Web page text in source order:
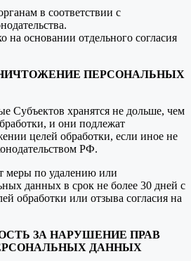
в соответствии с
основании отдельного согласия
ПЕРСОНАЛЬНЫХ
Субъектов хранятся не дольше, чем
и они подлежат
целей обработки, если иное не
РФ.
меры по удалению или
данных в срок не более 30 дней с
обработки или отзыва согласия на
ЗА НАРУШЕНИЕ ПРАВ
ДАННЫХ